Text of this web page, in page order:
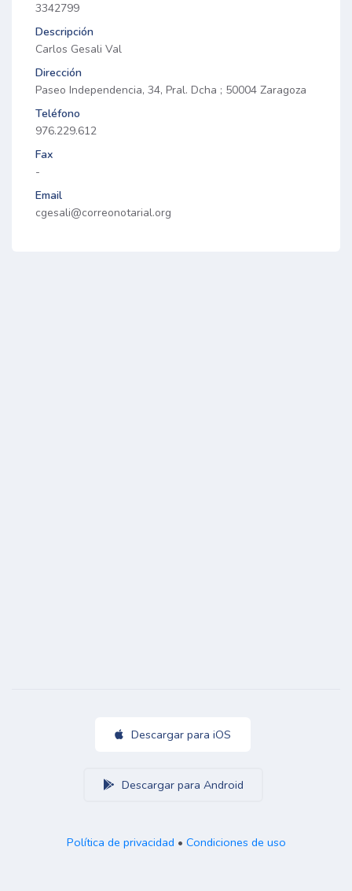
3342799
Descripción
Carlos Gesali Val
Dirección
Paseo Independencia, 34, Pral. Dcha ; 50004 Zaragoza
Teléfono
976.229.612
Fax
-
Email
cgesali@correonotarial.org
Descargar para iOS
Descargar para Android
Política de privacidad • Condiciones de uso